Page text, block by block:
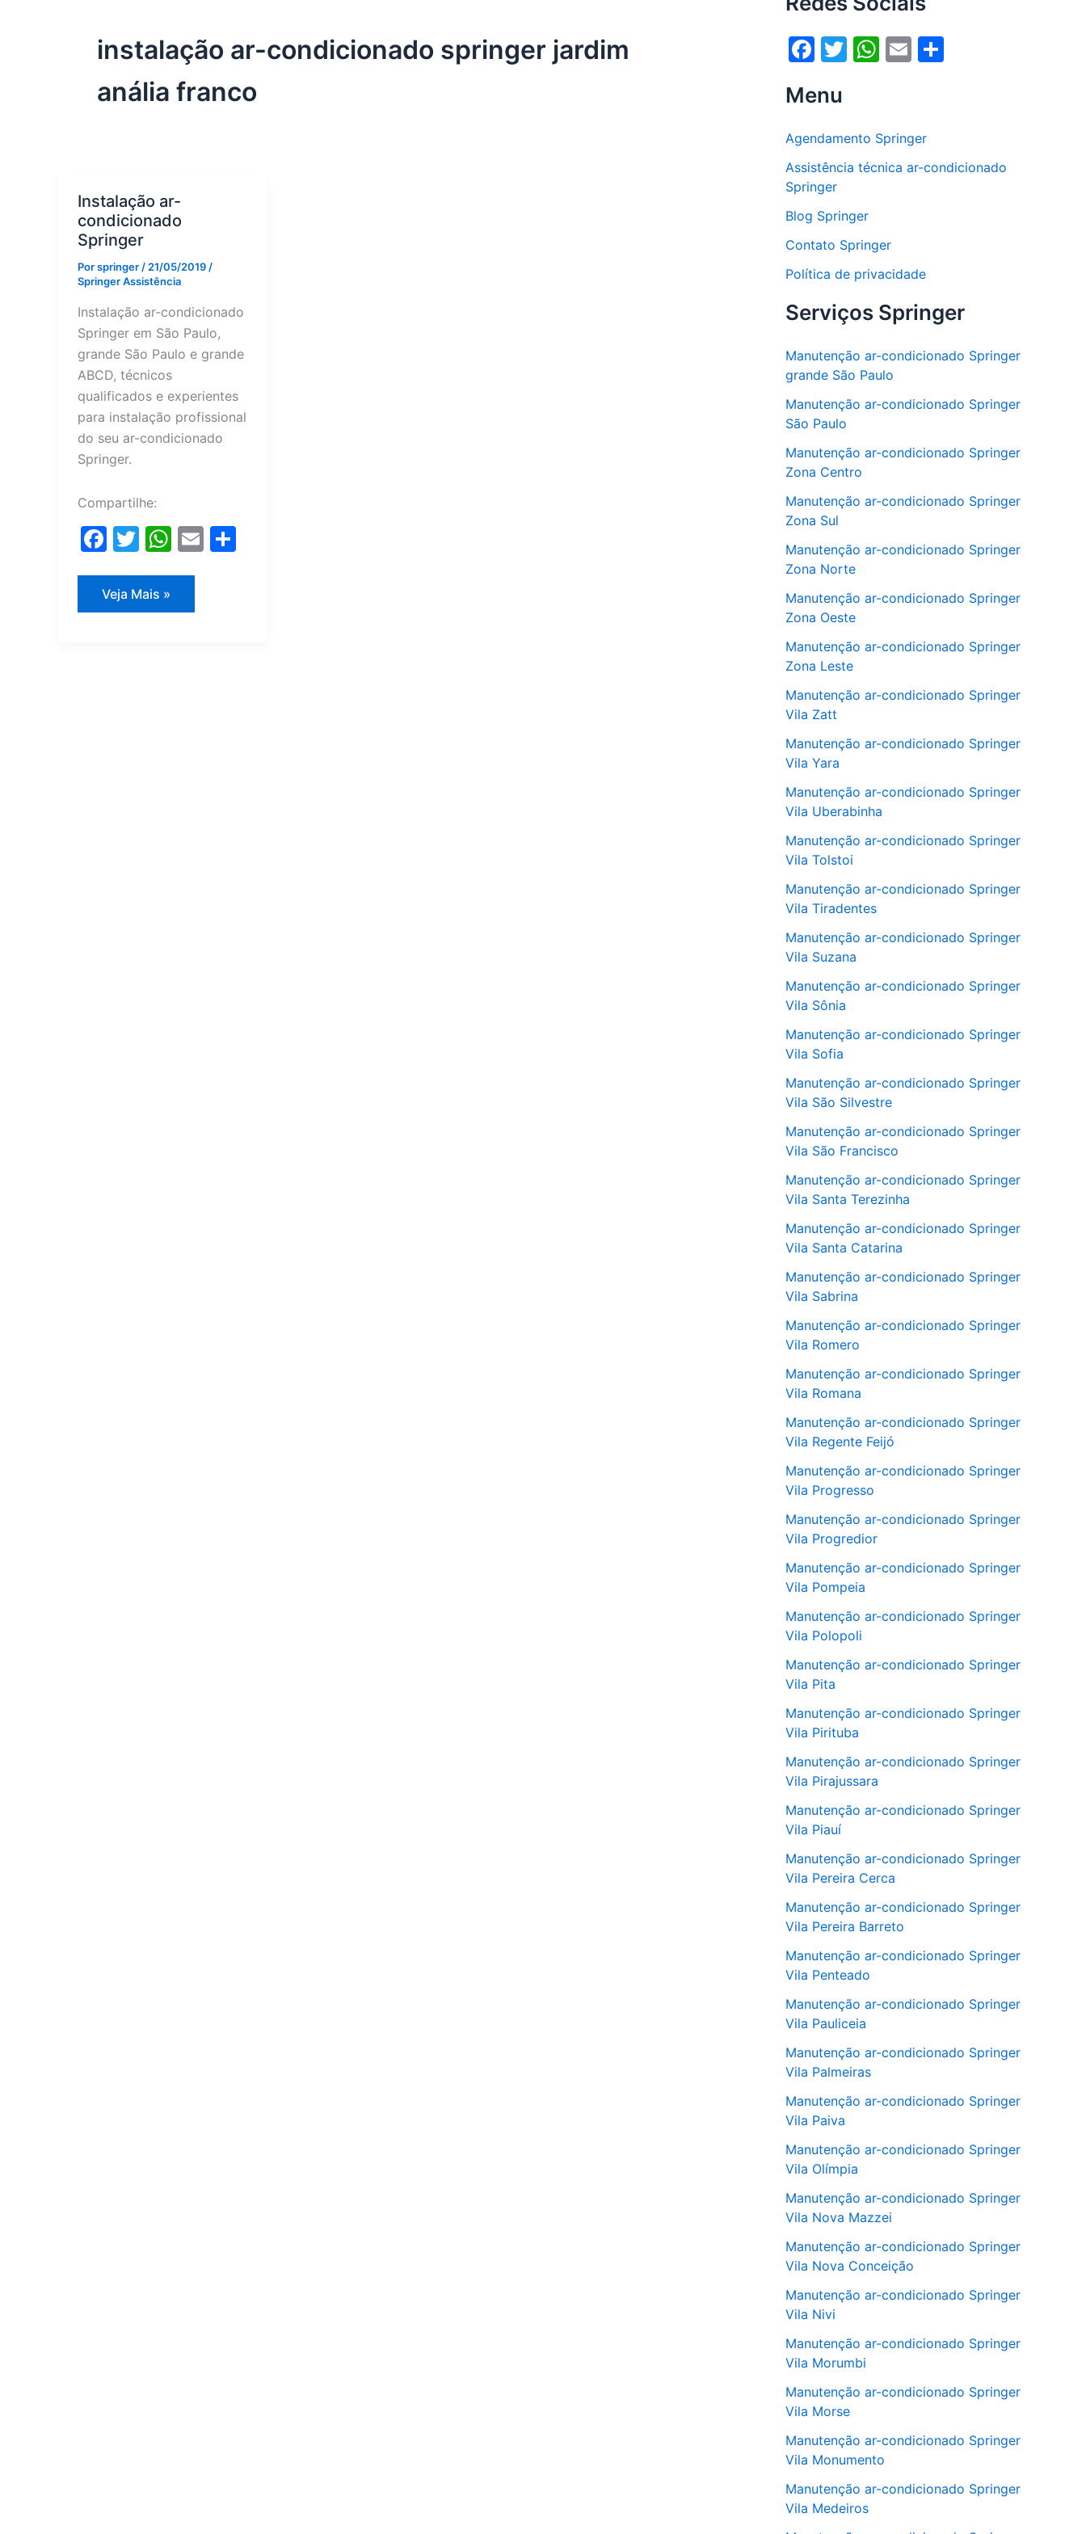
instalação ar-condicionado springer jardim
anália franco
Instalação ar-
condicionado
Springer
Porspringer/21/05/2019/
Springer Assistência
Instalação ar-condicionado
Springer em São Paulo,
grande São Paulo e grande
ABCD, técnicos
qualificados e experientes
para instalação profissional
do seu ar-condicionado
Springer.
Compartilhe:
F
c
e
T
itt
er
W
s
E
Instalação
ar-
Veja Mais »
F
c
e
b
o
o
k
T
er
W
s
A
p
E
Menu
Agendamento Springer
Assistência técnica ar-condicionado
Springer
Blog Springer
Contato Springer
Política de privacidade
Serviços Springer
Manutenção ar-condicionado Springer
grande São Paulo
Manutenção ar-condicionado Springer
São Paulo
Manutenção ar-condicionado Springer
Zona Centro
Manutenção ar-condicionado Springer
Zona Sul
Manutenção ar-condicionado Springer
Zona Norte
Manutenção ar-condicionado Springer
Zona Oeste
Manutenção ar-condicionado Springer
Zona Leste
Manutenção ar-condicionado Springer
Vila Zatt
Manutenção ar-condicionado Springer
Vila Yara
Manutenção ar-condicionado Springer
Vila Uberabinha
Manutenção ar-condicionado Springer
Vila Tolstoi
Manutenção ar-condicionado Springer
Vila Tiradentes
Manutenção ar-condicionado Springer
Vila Suzana
Manutenção ar-condicionado Springer
Vila Sônia
Manutenção ar-condicionado Springer
Vila Sofia
Manutenção ar-condicionado Springer
Vila São Silvestre
Manutenção ar-condicionado Springer
Vila São Francisco
Manutenção ar-condicionado Springer
Vila Santa Terezinha
Manutenção ar-condicionado Springer
Vila Santa Catarina
Manutenção ar-condicionado Springer
Vila Sabrina
Manutenção ar-condicionado Springer
Vila Romero
Manutenção ar-condicionado Springer
Vila Romana
Manutenção ar-condicionado Springer
Vila Regente Feijó
Manutenção ar-condicionado Springer
Vila Progresso
Manutenção ar-condicionado Springer
Vila Progredior
Manutenção ar-condicionado Springer
Vila Pompeia
Manutenção ar-condicionado Springer
Vila Polopoli
Manutenção ar-condicionado Springer
Vila Pita
Manutenção ar-condicionado Springer
Vila Pirituba
Manutenção ar-condicionado Springer
Vila Pirajussara
Manutenção ar-condicionado Springer
Vila Piauí
Manutenção ar-condicionado Springer
Vila Pereira Cerca
Manutenção ar-condicionado Springer
Vila Pereira Barreto
Manutenção ar-condicionado Springer
Vila Penteado
Manutenção ar-condicionado Springer
Vila Pauliceia
Manutenção ar-condicionado Springer
Vila Palmeiras
Manutenção ar-condicionado Springer
Vila Paiva
Manutenção ar-condicionado Springer
Vila Olímpia
Manutenção ar-condicionado Springer
Vila Nova Mazzei
Manutenção ar-condicionado Springer
Vila Nova Conceição
Manutenção ar-condicionado Springer
Vila Nivi
Manutenção ar-condicionado Springer
Vila Morumbi
Manutenção ar-condicionado Springer
Vila Morse
Manutenção ar-condicionado Springer
Vila Monumento
Manutenção ar-condicionado Springer
Vila Medeiros